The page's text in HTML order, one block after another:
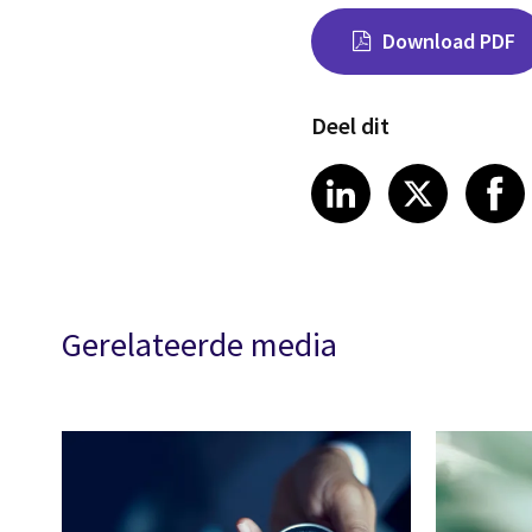
Download PDF
Deel dit
Share on
LinkedIn
Share
X
Gerelateerde media